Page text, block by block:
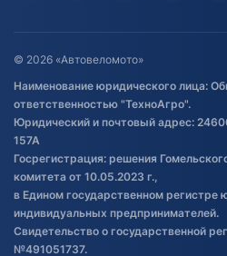
Оставить отзыв
Договор публичной оферты
Обработка файлов cookie
Постановка транспорта на учет
Обновления в ЭПТС 2024
© 2026 «Автовеломото»
Наименование юридического лица:
ответственностью "ТехноАгро".
Юридический и почтовый адрес:
157А
Госрегистрация: решения
комитета от 10.05.2023 г.,
в Едином государственном регистре
индивидуальных предпринимателей.
Свидетельство о государственной
№491051737.